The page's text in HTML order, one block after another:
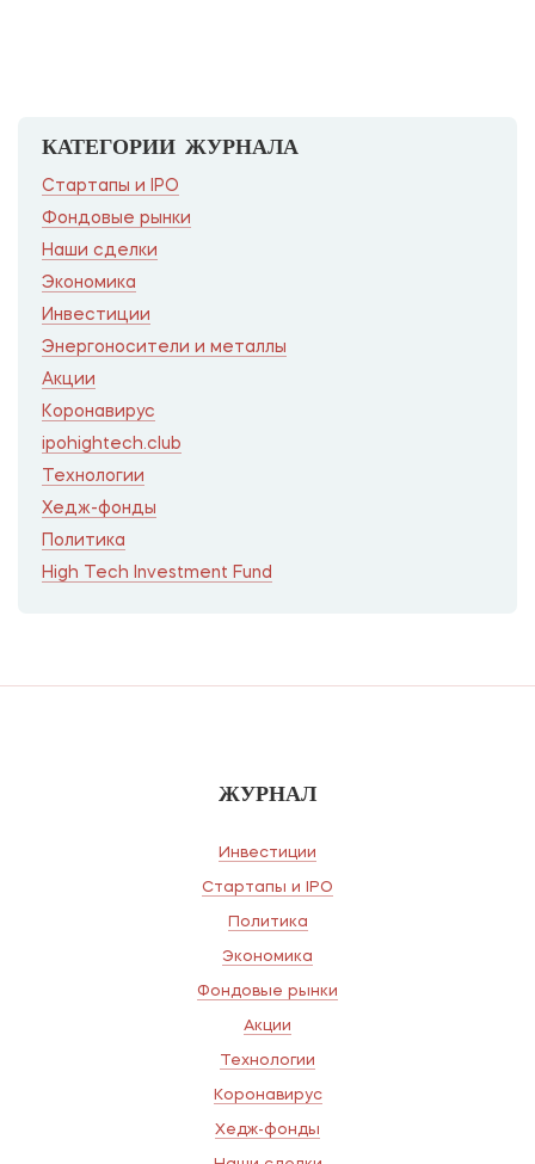
КАТЕГОРИИ ЖУРНАЛА
Стартапы и IPO
Фондовые рынки
Наши сделки
Экономика
Инвестиции
Энергоносители и металлы
Акции
Коронавирус
ipohightech.club
Технологии
Хедж-фонды
Политика
High Tech Investment Fund
ЖУРНАЛ
Инвестиции
Стартапы и IPO
Политика
Экономика
Фондовые рынки
Акции
Технологии
Коронавирус
Хедж-фонды